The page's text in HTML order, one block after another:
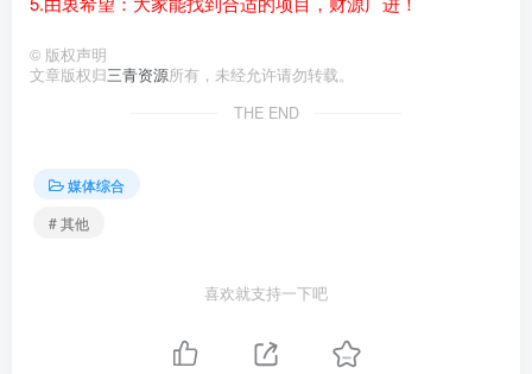
© 版权声明
文章版权归三青资源所有，未经允许请勿转载。
THE END
媒体综合
# 其他
喜欢就支持一下吧